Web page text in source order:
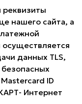
нашего сайта, а
данных TLS,
ID
Интернет